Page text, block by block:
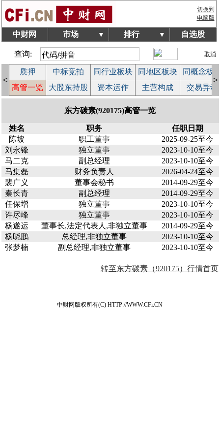
切换到
电脑版
中财网 市场 ▼ 排行 ▼ 自选股
查询: 取消
<
质押 中标竞拍 同行业板块 同地区板块
同概念板
高管一览 大股东持股 资本运作 主营构成 交易异动
>
东方碳素(920175)高管一览
姓名 职务
任职日期
陈坡
职工董事
2025-09-25至今
刘永锋
独立董事
2023-10-10至今
马二克
副总经理
2023-10-10至今
马集磊
财务负责人
2026-04-24至今
裴广义
董事会秘书
2014-09-29至今
秦长青
副总经理
2014-09-29至今
任保增
独立董事
2023-10-10至今
许尽峰
独立董事
2023-10-10至今
杨遂运
董事长,法定代表人,非独立董事
2014-09-29至今
杨晓鹏
总经理,非独立董事
2023-10-10至今
张梦楠
副总经理,非独立董事 2023-10-10至今
转至东方碳素（920175）行情首页
中财网版权所有(C) HTTP://WWW.CFi.CN